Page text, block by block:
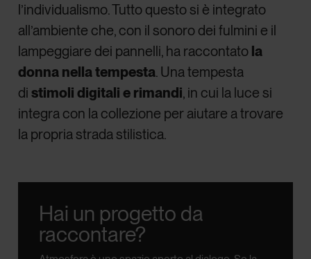
l’individualismo. Tutto questo si è integrato
all’ambiente che, con il sonoro dei fulmini e il
lampeggiare dei pannelli, ha raccontato la
donna nella tempesta. Una tempesta
distimoli digitali e rimandi, in cui la luce si
integra con la collezione per aiutare a trovare
la propria strada stilistica.
Hai un progetto da
raccontare?